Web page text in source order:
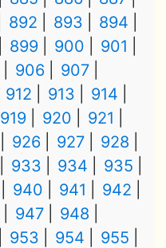
892 893
894
899 900
901
906
907
912 913
914
919 920
921
926 927
928
933 934
935
940 941
942
947
948
953 954
955